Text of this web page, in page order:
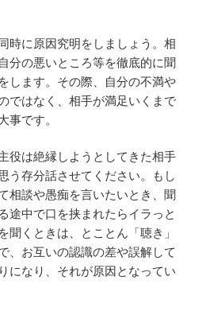
時に原因究明をしましょう。相
分の悪いところ等を徹底的に聞
します。その際、自分の不満や
ではなく、相手が満足いくまで
事です。
役は絶縁しようとしてきた相手
う存分話させてください。もし
相談や愚痴を言いたいとき、聞
途中で口を挟まれたらイラっと
聞くときは、とことん「聴き」
、お互いの認識の差や誤解して
になり、それが原因となってい